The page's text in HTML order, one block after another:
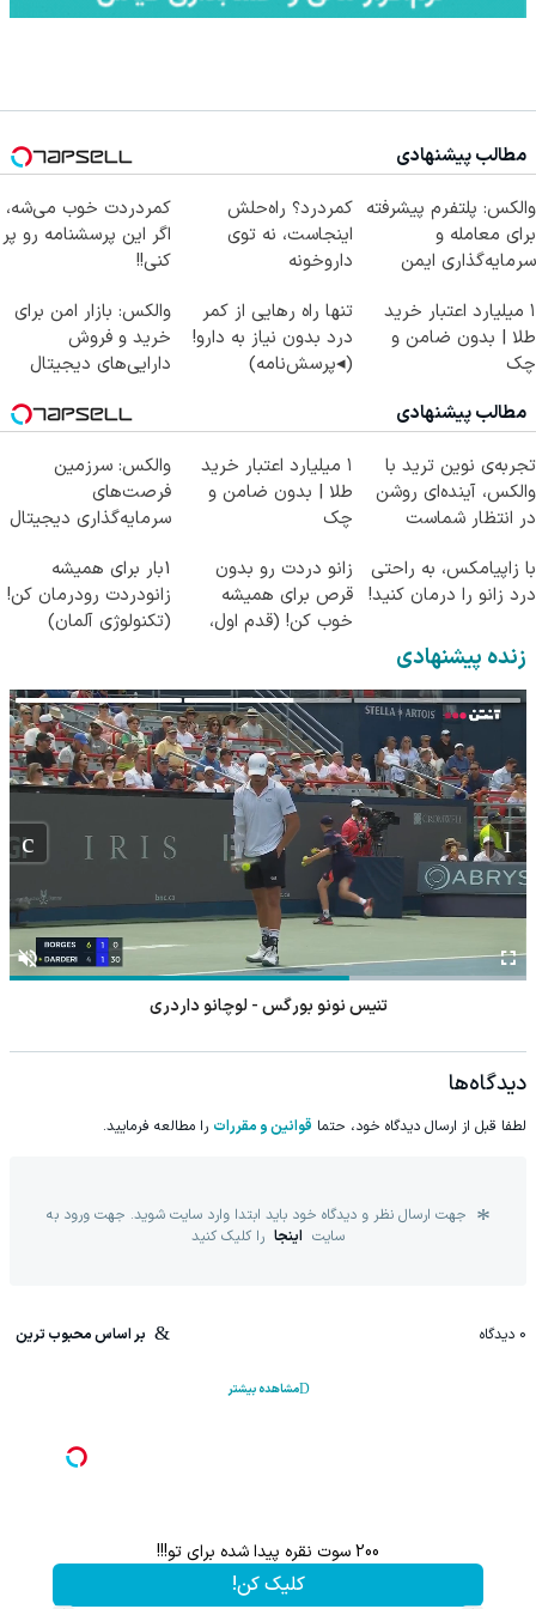
مطالب پیشنهادی
والکس: پلتفرم پیشرفته
برای معامله و
سرمایه‌گذاری ایمن
کمردرد؟ راه‌حلش
اینجاست، نه توی
داروخونه
کمردردت خوب می‌شه،
اگر این پرسشنامه رو پر
کنی!!
۱ میلیارد اعتبار خرید
طلا | بدون ضامن و
چک
تنها راه رهایی از کمر
درد بدون نیاز به دارو!
(◂پرسش‌نامه)
والکس: بازار امن برای
خرید و فروش
دارایی‌های دیجیتال
مطالب پیشنهادی
تجربه‌ی نوین ترید با
والکس، آینده‌ای روشن
در انتظار شماست
۱ میلیارد اعتبار خرید
طلا | بدون ضامن و
چک
والکس: سرزمین
فرصت‌های
سرمایه‌گذاری دیجیتال
با زاپیامکس، به راحتی
درد زانو را درمان کنید!
زانو دردت رو بدون
قرص برای همیشه
خوب کن! (قدم اول،
1بار برای همیشه
زانودردت رودرمان کن!
(تکنولوژی آلمان)
زنده پیشنهادی
تنیس نونو بورگس - لوچانو داردری
دیدگاه‌ها
لطفا قبل از ارسال دیدگاه خود، حتما قوانین و مقررات را مطالعه فرمایید.
جهت ارسال نظر و دیدگاه خود باید ابتدا وارد سایت شوید. جهت ورود به
سایت اینجا را کلیک کنید
0 دیدگاه بر اساس محبوب ترین
مشاهده بیشتر
200 سوت نقره پیدا شده برای تو!!!
کلیک کن!